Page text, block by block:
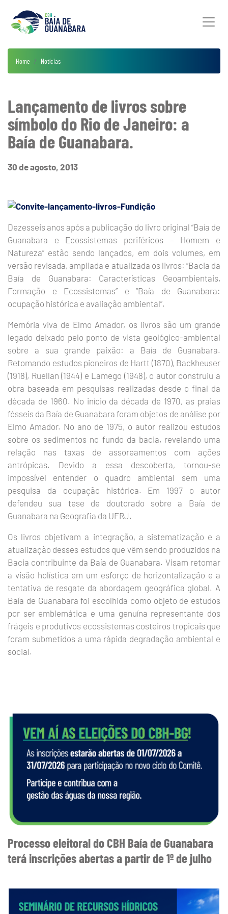
Home Notícias
Lançamento de livros sobre
símbolo do Rio de Janeiro: a
Baía de Guanabara.
30 de agosto, 2013
Dezesseis anos após a publicação do livro original “Baía de
Guanabara e Ecossistemas periféricos – Homem e
Natureza” estão sendo lançados, em dois volumes, em
versão revisada, ampliada e atualizada os livros: “Bacia da
Baía de Guanabara: Características Geoambientais,
Formação e Ecossistemas” e “Baía de Guanabara:
ocupação histórica e avaliação ambiental”.
Memória viva de Elmo Amador, os livros são um grande
legado deixado pelo ponto de vista geológico-ambiental
sobre a sua grande paixão: a Baía de Guanabara.
Retomando estudos pioneiros de Hartt (1870), Backheuser
(1918), Ruellan (1944) e Lamego (1948), o autor construiu a
obra baseada em pesquisas realizadas desde o final da
década de 1960. No início da década de 1970, as praias
fósseis da Baía de Guanabara foram objetos de análise por
Elmo Amador. No ano de 1975, o autor realizou estudos
sobre os sedimentos no fundo da bacia, revelando uma
relação nas taxas de assoreamentos com ações
antrópicas. Devido a essa descoberta, tornou-se
impossível entender o quadro ambiental sem uma
pesquisa da ocupação histórica. Em 1997 o autor
defendeu sua tese de doutorado sobre a Baía de
Guanabara na Geografia da UFRJ.
Os livros objetivam a integração, a sistematização e a
atualização desses estudos que vêm sendo produzidos na
Bacia contribuinte da Baía de Guanabara. Visam retomar
a visão holística em um esforço de horizontalização e a
tentativa de resgate da abordagem geográfica global. A
Baía de Guanabara foi escolhida como objeto de estudos
por ser emblemática e uma genuína representante dos
frágeis e produtivos ecossistemas costeiros tropicais que
foram submetidos a uma rápida degradação ambiental e
social.
Processo eleitoral do CBH Baía de Guanabara
terá inscrições abertas a partir de 1º de julho